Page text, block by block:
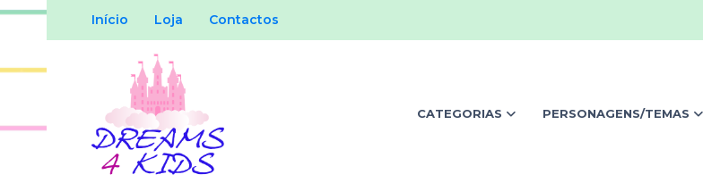
Início Loja Contactos
CATEGORIAS PERSONAGENS/TEMAS